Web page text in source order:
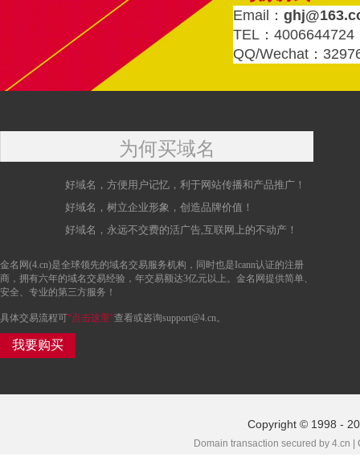
Email：
TEL：4006644724
QQ/Wechat：
为何买域名
好域名，方便用户记忆，利于网站传播和产品推广！
好域名，树立企业形象，创造品牌价值！
好域名，永远不交费的活广告,互联网上的不动产！
金名网(4.cn)是全球领先的域名交易服务机构，同时也是Icann认证的注册
商，拥有六年的域名交易经验，年交易额达3亿元以上。金名网提供简单、
安全、专业的第三方服务！
具体交易流程可“点击这里”查看或咨询support@4.cn。
我要购买
Copyright © 1998 -
Domain transaction secured by 4.cn